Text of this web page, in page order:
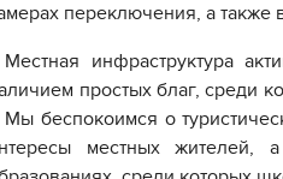
переключения, а также
инфраструктура
простых благ, среди
беспокоимся о
местных жителей,